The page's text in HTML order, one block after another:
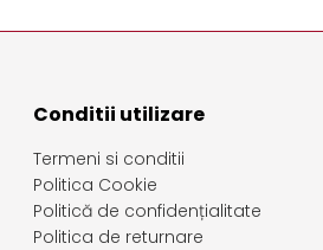
Conditii utilizare
Termeni si conditii
Politica Cookie
Politică de confidențialitate
Politica de returnare